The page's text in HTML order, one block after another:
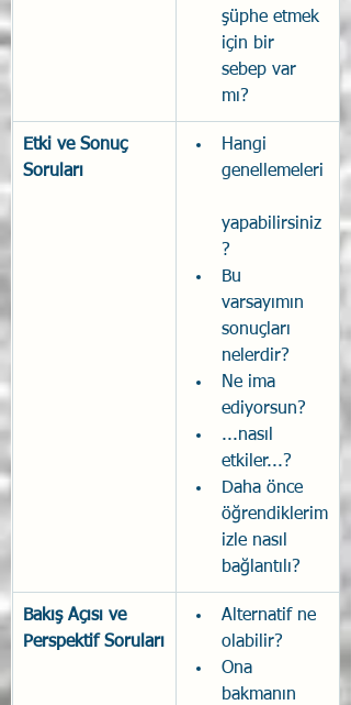
şüphe etmek
için bir
sebep var
mı?
Etki ve Sonuç
Soruları
Hangi
genellemeleri
yapabilirsiniz
?
Bu
varsayımın
sonuçları
nelerdir?
Ne ima
ediyorsun?
...nasıl
etkiler...?
Daha önce
öğrendiklerim
izle nasıl
bağlantılı?
Bakış Açısı ve
Perspektif Soruları
Alternatif ne
olabilir?
Ona
bakmanın